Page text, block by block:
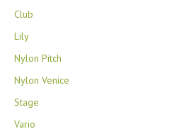
Club
Lily
Nylon Pitch
Nylon Venice
Stage
Vario